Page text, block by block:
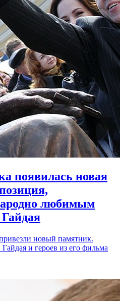
появилась новая
любимым
новый памятник.
и героев из его фильма